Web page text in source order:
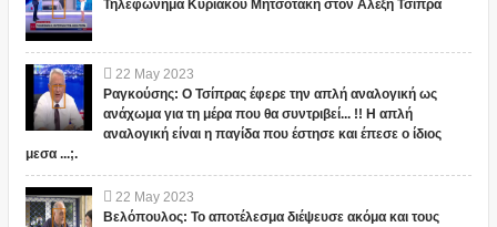
Τηλεφώνημα Κυριάκου Μητσοτάκη στον Αλέξη Τσίπρα
22 May 2023
Ραγκούσης: Ο Τσίπρας έφερε την απλή αναλογική ως
ανάχωμα για τη μέρα που θα συντριβεί... !! Η απλή
αναλογική είναι η παγίδα που έστησε και έπεσε ο ίδιος
μεσα ...;.
22 May 2023
Βελόπουλος: Το αποτέλεσμα διέψευσε ακόμα και τους